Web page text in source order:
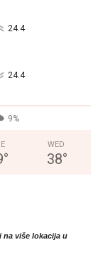
24.4
24.4
9%
°
WED
38°
na više lokacija u